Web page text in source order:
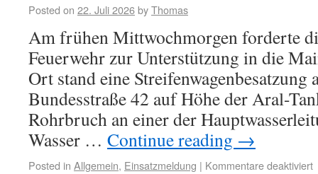
Posted on 22. Juli 2026byThomas
Am frühen Mittwochmorgen forderte
Feuerwehr zur Unterstützung in die
Ort stand eine
Bundesstraße 42 auf Höhe der Aral-
Rohrbruch an einer der
Wasser … Continue reading →
Posted in Allgemein, Einsatzmeldung | Kommentare deaktiviert